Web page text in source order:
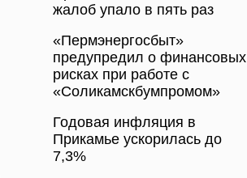
жалоб упало в пять раз
«Пермэнергосбыт»
предупредил о финансовых
рисках при работе с
«Соликамскбумпромом»
Годовая инфляция в
Прикамье ускорилась до
7,3%